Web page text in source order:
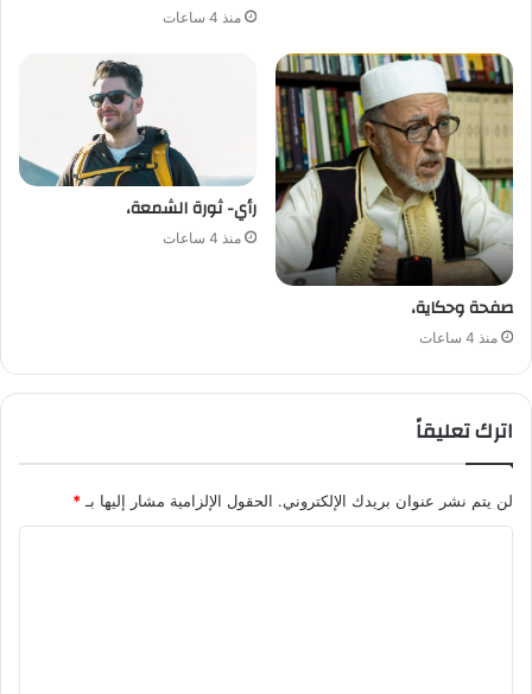
منذ 4 ساعات
صفحة وحكاية،
منذ 4 ساعات
رأي- ثورة الشمعة،
منذ 4 ساعات
اترك تعليقاً
لن يتم نشر عنوان بريدك الإلكتروني. الحقول الإلزامية مشار إليها بـ *